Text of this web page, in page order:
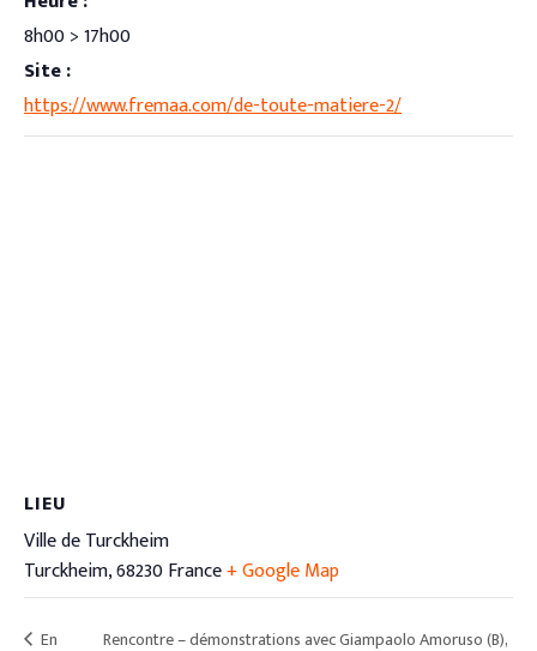
8h00 > 17h00
Site :
https://www.fremaa.com/de-toute-matiere-2/
LIEU
Ville de Turckheim
Turckheim,68230France+ Google Map
En Rencontre – démonstrations avec Giampaolo Amoruso (B),